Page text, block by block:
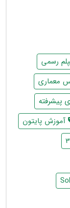
رسمی
معماری
پیشرفته
آموزش پایتون